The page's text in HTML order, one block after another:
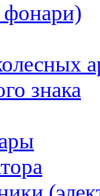
знака